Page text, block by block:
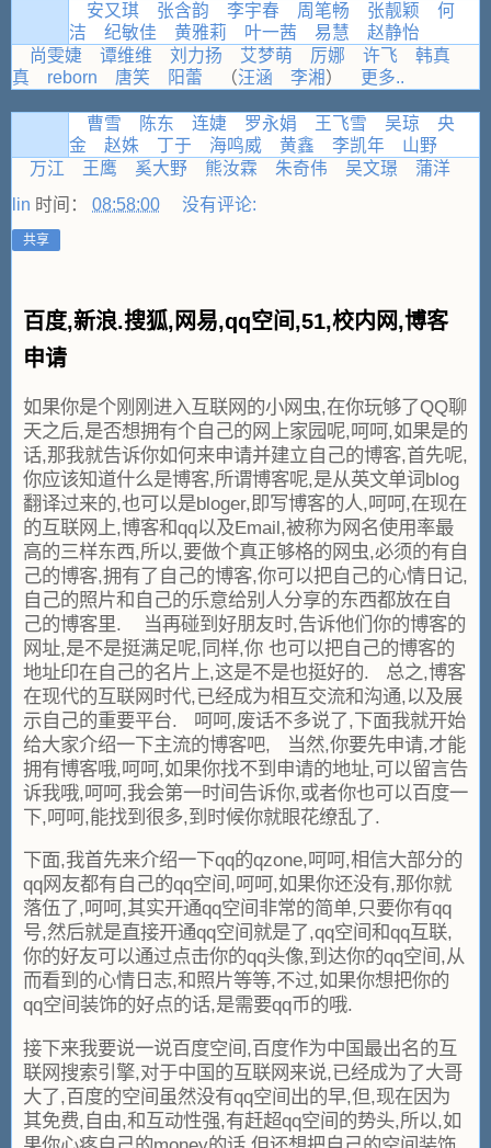
安又琪 张含韵 李宇春 周笔畅 张靓颖
何
洁
纪敏佳 黄雅莉 叶一茜 易慧
赵静怡
尚雯婕
谭维维 刘力扬 艾梦萌 厉娜 许飞
韩真
真
reborn 唐笑 阳蕾 （汪涵 李湘） 更多..
曹雪 陈东 连婕 罗永娟 王飞雪 吴琼
央
金
赵姝 丁于 海鸣威 黄鑫 李凯年
山野
万江
王鹰 奚大野 熊汝霖 朱奇伟 吴文璟
蒲洋
lin 时间： 08:58:00 没有评论:
共享
百度,新浪.搜狐,网易,qq空间,51,校内网,博客
申请
如果你是个刚刚进入互联网的小网虫,在你玩够了QQ聊
天之后,是否想拥有个自己的网上家园呢,呵呵,如果是的
话,那我就告诉你如何来申请并建立自己的博客,首先呢,
你应该知道什么是博客,所谓博客呢,是从英文单词blog
翻译过来的,也可以是bloger,即写博客的人,呵呵,在现在
的互联网上,博客和qq以及Email,被称为网名使用率最
高的三样东西,所以,要做个真正够格的网虫,必须的有自
己的博客,拥有了自己的博客,你可以把自己的心情日记,
自己的照片和自己的乐意给别人分享的东西都放在自
己的博客里. 当再碰到好朋友时,告诉他们你的博客的
网址,是不是挺满足呢,同样,你 也可以把自己的博客的
地址印在自己的名片上,这是不是也挺好的. 总之,博客
在现代的互联网时代,已经成为相互交流和沟通,以及展
示自己的重要平台. 呵呵,废话不多说了,下面我就开始
给大家介绍一下主流的博客吧, 当然,你要先申请,才能
拥有博客哦,呵呵,如果你找不到申请的地址,可以留言告
诉我哦,呵呵,我会第一时间告诉你,或者你也可以百度一
下,呵呵,能找到很多,到时候你就眼花缭乱了.
下面,我首先来介绍一下qq的qzone,呵呵,相信大部分的
qq网友都有自己的qq空间,呵呵,如果你还没有,那你就
落伍了,呵呵,其实开通qq空间非常的简单,只要你有qq
号,然后就是直接开通qq空间就是了,qq空间和qq互联,
你的好友可以通过点击你的qq头像,到达你的qq空间,从
而看到的心情日志,和照片等等,不过,如果你想把你的
qq空间装饰的好点的话,是需要qq币的哦.
接下来我要说一说百度空间,百度作为中国最出名的互
联网搜索引擎,对于中国的互联网来说,已经成为了大哥
大了,百度的空间虽然没有qq空间出的早,但,现在因为
其免费,自由,和互动性强,有赶超qq空间的势头,所以,如